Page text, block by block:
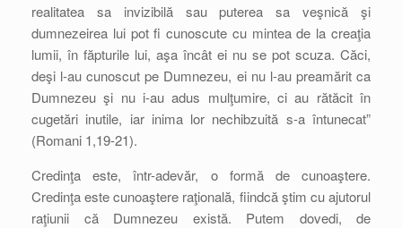
realitatea sa invizibilă sau puterea sa veşnică şi
dumnezeirea lui pot fi cunoscute cu mintea de la creaţia
lumii, în făpturile lui, aşa încât ei nu se pot scuza. Căci,
deşi l-au cunoscut pe Dumnezeu, ei nu l-au preamărit ca
Dumnezeu şi nu i-au adus mulţumire, ci au rătăcit în
cugetări inutile, iar inima lor nechibzuită s-a întunecat”
(Romani 1,19-21).
Credinţa este, într-adevăr, o formă de cunoaştere.
Credinţa este cunoaştere raţională, fiindcă ştim cu ajutorul
raţiunii că Dumnezeu există. Putem dovedi, de